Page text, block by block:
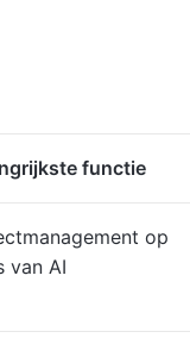
functie
op
van AI